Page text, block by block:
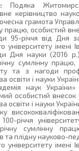
Подяка
керівництво
грамота
працю, особистий
95-річчя від Дня
університету імені
Дня науки (2016
сумлінну
та з нагоди
освіти і науки
наук України»
особистий внесок
освіти і науки
річчя
сумлінну
та плідну науково-
університету імені